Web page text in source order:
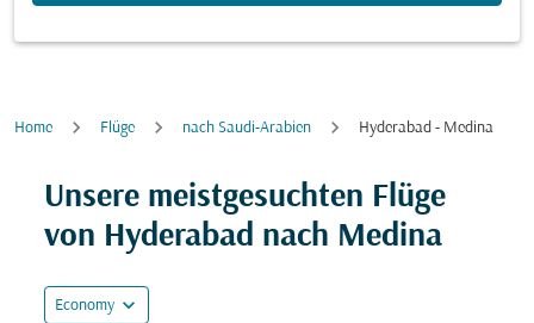
Home Flüge nach Saudi-Arabien Hyderabad - Medina
Unsere meistgesuchten Flüge
von Hyderabad nach Medina
Economy expand_more